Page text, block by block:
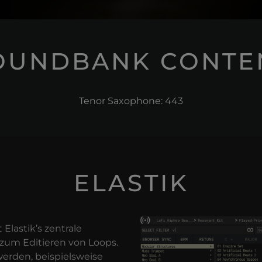
Tenor Saxophone: 443
ELASTIK
zentrale
Editieren von Loops.
beispielsweise